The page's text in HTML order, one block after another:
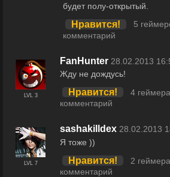
будет полу-открытый.
Нравится!
5
комментарий
LVL 3
FanHunter 28.02.2013
Жду не дождусь!
Нравится!
4
комментарий
LVL 7
sashakilldex 28.02.2013
Я тоже ))
Нравится!
2
комментарий